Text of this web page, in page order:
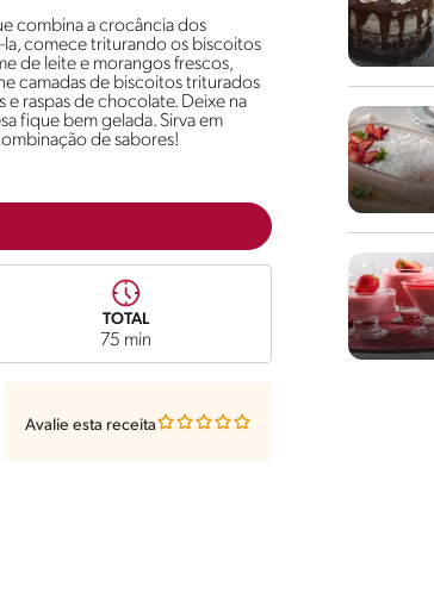
combina a crocância dos
comece triturando os biscoitos
de leite e morangos frescos,
camadas de biscoitos triturados
raspas de chocolate. Deixe na
fique bem gelada. Sirva em
de sabores!
TOTAL
75 min
Avalie esta receita